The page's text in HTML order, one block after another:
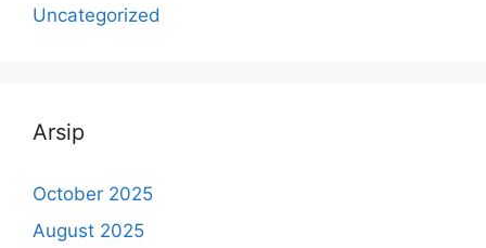
Uncategorized
Arsip
October 2025
August 2025